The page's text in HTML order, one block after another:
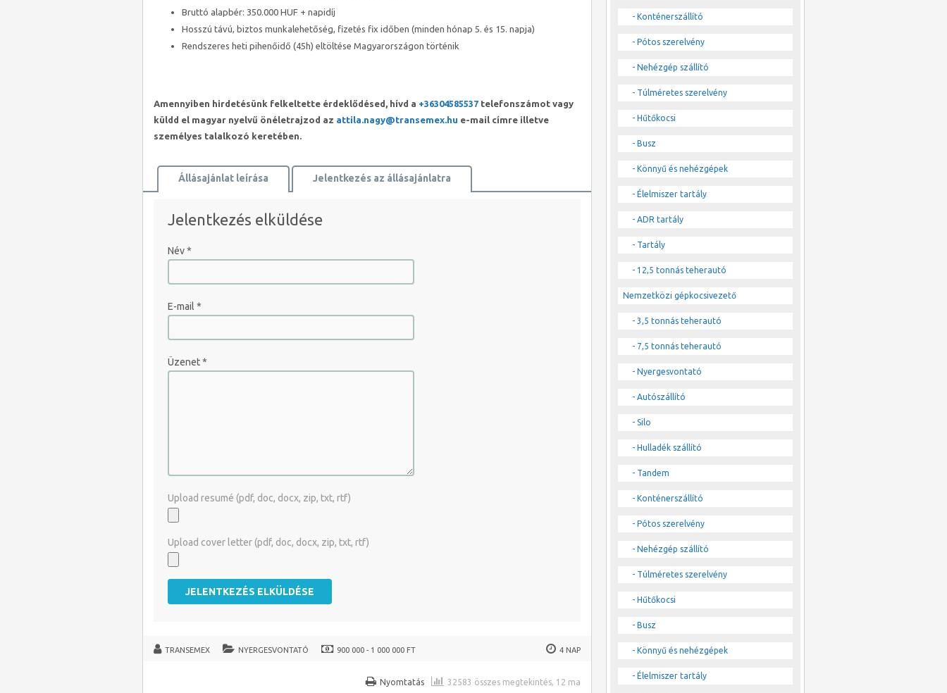
Bruttó alapbér: 350.000 HUF + napidíj
Hosszú távú, biztos munkalehetőség, fizetés fix időben (minden hónap 5. és 15. napja)
Rendszeres heti pihenőidő (45h) eltöltése Magyarországon történik
Amennyiben hirdetésünk felkeltette érdeklődésed, hívd a +36304585537 telefonszámot vagy
küldd el magyar nyelvű önéletrajzod az attila.nagy@transemex.hu e-mail címre illetve
személyes talalkozó keretében.
Állásajánlat leírása Jelentkezés az állásajánlatra
Jelentkezés elküldése
Név*
E-mail *
Üzenet*
Upload resumé (pdf, doc, docx, zip, txt, rtf)
Upload cover letter (pdf, doc, docx, zip, txt, rtf)
TRANSEMEX NYERGESVONTATÓ 900 000 - 1 000 000 FT 4 NAP
32583 összes megtekintés, 12 ma
Nyomtatás
- Konténerszállító
- Pótos szerelvény
- Nehézgép szállító
- Túlméretes szerelvény
- Hűtőkocsi
- Busz
- Könnyű és nehézgépek
- Élelmiszer tartály
- ADR tartály
- Tartály
- 12,5 tonnás teherautó
Nemzetközi gépkocsivezető
- 3,5 tonnás teherautó
- 7,5 tonnás teherautó
- Nyergesvontató
- Autószállító
- Silo
- Hulladék szállító
- Tandem
- Konténerszállító
- Pótos szerelvény
- Nehézgép szállító
- Túlméretes szerelvény
- Hűtőkocsi
- Busz
- Könnyű és nehézgépek
- Élelmiszer tartály